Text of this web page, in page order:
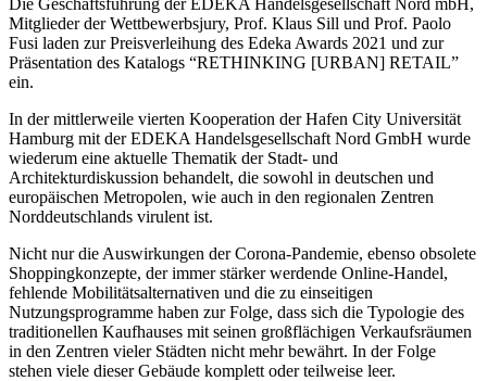
Mitglieder der Wettbewerbsjury, Prof. Klaus Sill und Prof. Paolo
Fusi laden zur Preisverleihung des Edeka Awards 2021 und zur
Präsentation des Katalogs “RETHINKING [URBAN] RETAIL”
ein.
In der mittlerweile vierten Kooperation der Hafen City Universität
Hamburg mit der EDEKA Handelsgesellschaft Nord GmbH wurde
wiederum eine aktuelle Thematik der Stadt- und
Architekturdiskussion behandelt, die sowohl in deutschen und
europäischen Metropolen, wie auch in den regionalen Zentren
Norddeutschlands virulent ist.
Nicht nur die Auswirkungen der Corona-Pandemie, ebenso obsolete
Shoppingkonzepte, der immer stärker werdende Online-Handel,
fehlende Mobilitätsalternativen und die zu einseitigen
Nutzungsprogramme haben zur Folge, dass sich die Typologie des
traditionellen Kaufhauses mit seinen großflächigen Verkaufsräumen
in den Zentren vieler Städten nicht mehr bewährt. In der Folge
stehen viele dieser Gebäude komplett oder teilweise leer.